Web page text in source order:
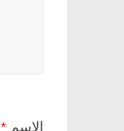
الاسم *